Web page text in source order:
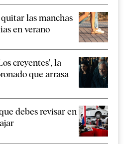
las manchas
en verano
creyentes', la
que arrasa
debes revisar en